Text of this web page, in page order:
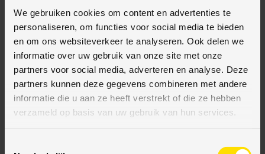
We gebruiken cookies om content en advertenties te
personaliseren, om functies voor social media te bieden
en om ons websiteverkeer te analyseren. Ook delen we
informatie over uw gebruik van onze site met onze
partners voor social media, adverteren en analyse. Deze
partners kunnen deze gegevens combineren met andere
informatie die u aan ze heeft verstrekt of die ze hebben
verzameld op basis van uw gebruik van hun services.
BETAALMETHODES
JE KUNT BIJ ONS BETALEN MET: